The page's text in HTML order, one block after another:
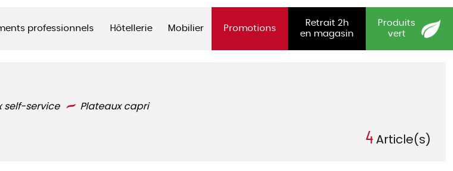
professionnels Hôtellerie Mobilier Promotions
Retrait 2h
en magasin
Produits
vert
self-service Plateaux capri
4Article(s)